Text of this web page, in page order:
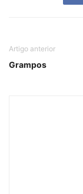
Artigo anterior
Grampos